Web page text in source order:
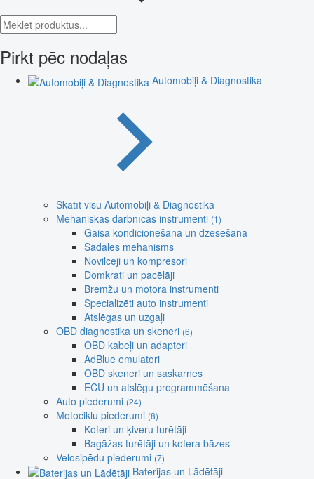
Pirkt pēc nodaļas
Automobiļi & Diagnostika
Skatīt visu Automobiļi & Diagnostika
Mehāniskās darbnīcas instrumenti (1)
Gaisa kondicionēšana un dzesēšana
Sadales mehānisms
Novilcēji un kompresori
Domkrati un pacēlāji
Bremžu un motora instrumenti
Specializēti auto instrumenti
Atslēgas un uzgaļi
OBD diagnostika un skeneri (6)
OBD kabeļi un adapteri
AdBlue emulatori
OBD skeneri un saskarnes
ECU un atslēgu programmēšana
Auto piederumi (24)
Motociklu piederumi (8)
Koferi un ķiveru turētāji
Bagāžas turētāji un kofera bāzes
Velosipēdu piederumi (7)
Baterijas un Lādētāji